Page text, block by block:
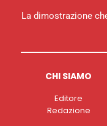
La dimostrazione
CHI SIAMO
Editore
Redazione